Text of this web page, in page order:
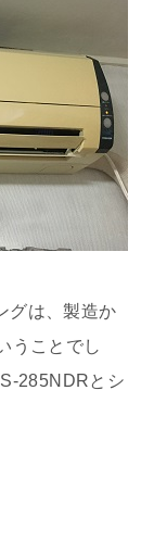
グは、製造か
うことでし
285NDRとシ